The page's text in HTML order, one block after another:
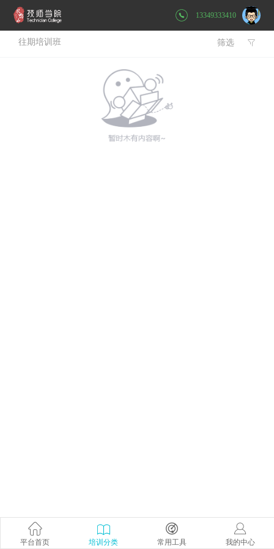
13349333410
往期培训班 
筛选
平台首页 培训分类 常用工具 我的中心